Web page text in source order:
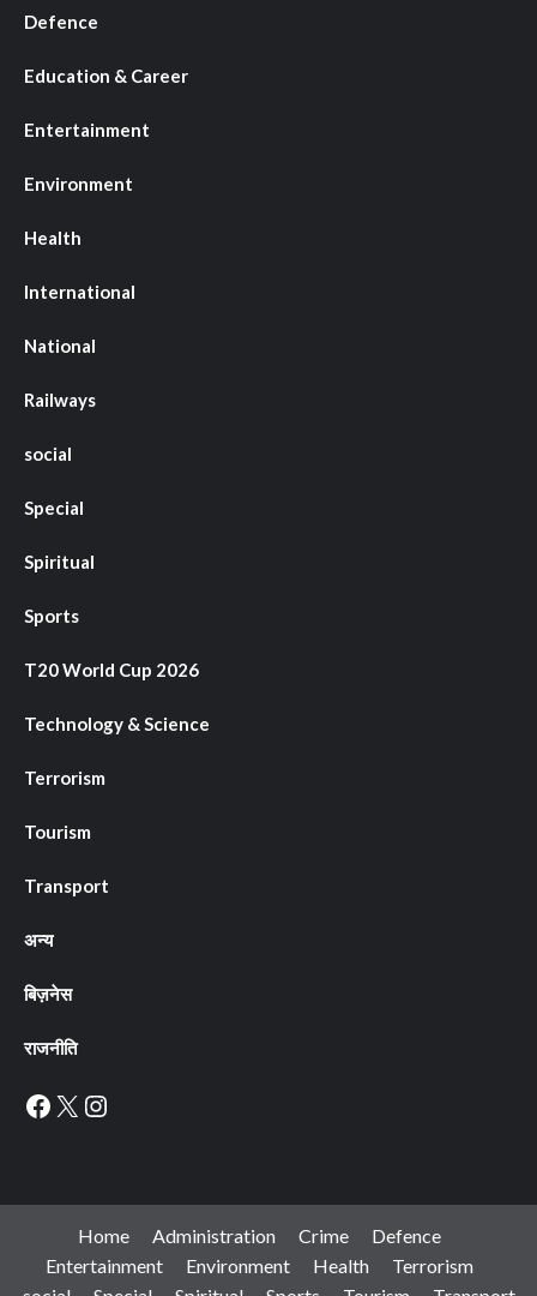
Defence
Education & Career
Entertainment
Environment
Health
International
National
Railways
social
Special
Spiritual
Sports
T20 World Cup 2026
Technology & Science
Terrorism
Tourism
Transport
अन्य
बिज़नेस
राजनीति
Facebook
X Instagram
Home Administration Crime
Defence
Entertainment
Environment Health
Terrorism